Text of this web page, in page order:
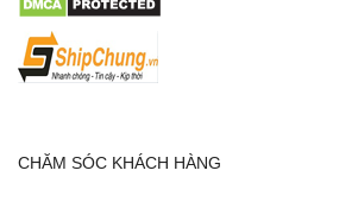
CHĂM SÓC KHÁCH HÀNG